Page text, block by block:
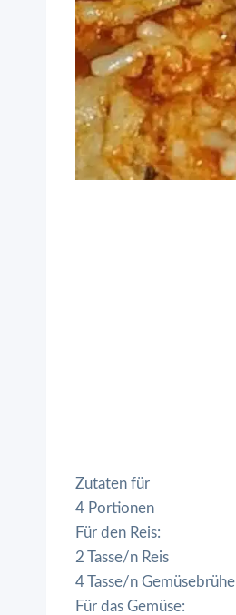
Zutaten für
4 Portionen
Für den Reis:
2 Tasse/n Reis
4 Tasse/n Gemüsebrühe
Für das Gemüse: